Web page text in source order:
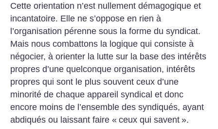
Cette orientation n’est nullement démagogique et
incantatoire. Elle ne s’oppose en rien à
l’organisation pérenne sous la forme du syndicat.
Mais nous combattons la logique qui consiste à
négocier, à orienter la lutte sur la base des intérêts
propres d’une quelconque organisation, intérêts
propres qui sont le plus souvent ceux d’une
minorité de chaque appareil syndical et donc
encore moins de l’ensemble des syndiqués, ayant
abdiqués ou laissant faire « ceux qui savent ».